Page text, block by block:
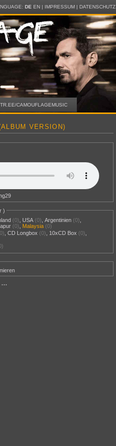
DE EN| IMPRESSUM| DATENSCHUTZ
CAMOUFLAGEMUSIC
VERSION)
)
(0) USA (0) ,Argentinien (0)
(0) Malaysia (0)
,CD Longbox (0) 10xCD Box (0)
···